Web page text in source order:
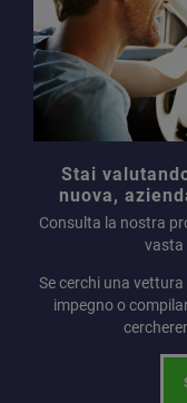
Stai
nuova,
Consulta la nostra
vasta
Se cerchi una
impegno o